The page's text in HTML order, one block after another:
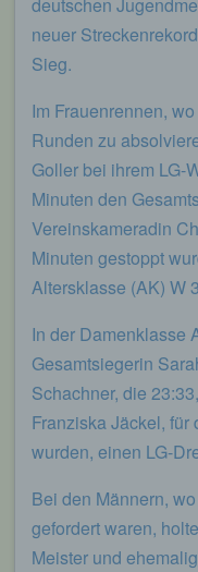
neuer
Sieg.
Im Frauenrennen,
Runden zu
Goller bei ihrem LG-
Minuten den
Vereinskameradin
Minuten gestoppt
Altersklasse (AK) W
In der Damenklasse
Gesamtsiegerin
Schachner, die
Franziska Jäckel,
wurden, einen LG-
Bei den Männern,
gefordert waren,
Meister und